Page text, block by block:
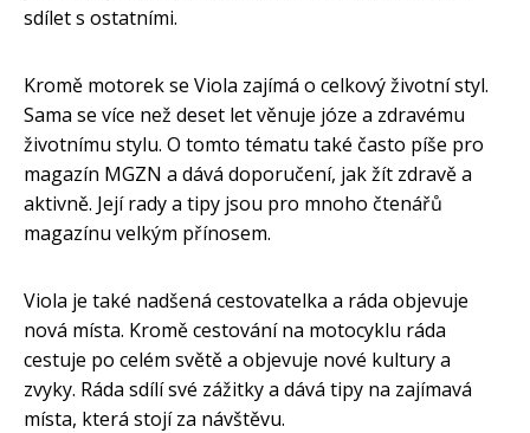
sdílet s ostatními.
Kromě motorek se Viola zajímá o celkový životní styl.
Sama se více než deset let věnuje józe a zdravému
životnímu stylu. O tomto tématu také často píše pro
magazín MGZN a dává doporučení, jak žít zdravě a
aktivně. Její rady a tipy jsou pro mnoho čtenářů
magazínu velkým přínosem.
Viola je také nadšená cestovatelka a ráda objevuje
nová místa. Kromě cestování na motocyklu ráda
cestuje po celém světě a objevuje nové kultury a
zvyky. Ráda sdílí své zážitky a dává tipy na zajímavá
místa, která stojí za návštěvu.